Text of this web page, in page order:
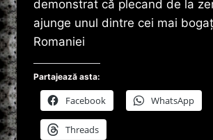
demonstrat că plecand de la
ajunge unul dintre cei mai
Romaniei
Partajează asta:
Facebook WhatsApp
Threads